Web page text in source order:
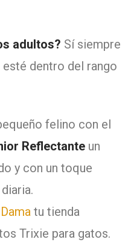
adultos? Sí siempre
dentro del rango
felino con el
Reflectante un
y con un toque
tu tienda
Trixie para gatos.